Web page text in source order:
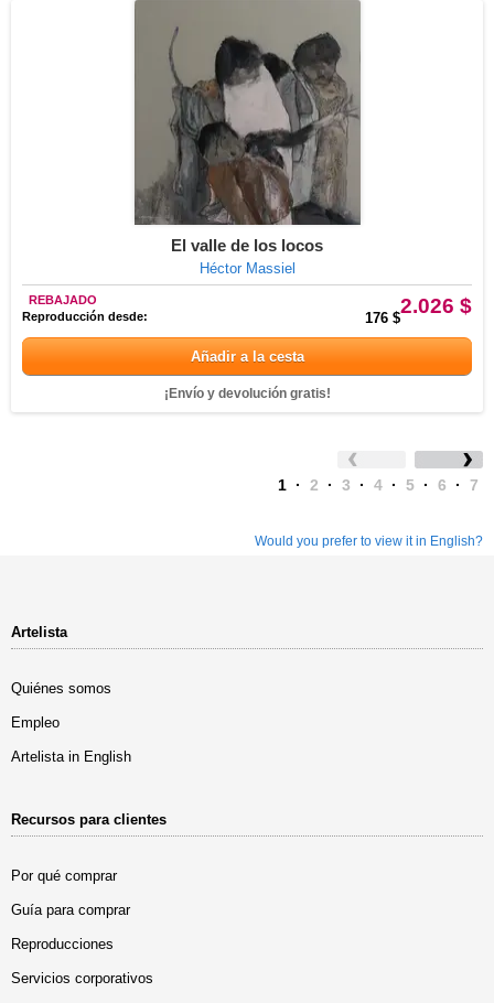
El valle de los locos
Héctor Massiel
2.026 $
REBAJADO
Reproducción desde:
176 $
Añadir a la cesta
¡Envío y devolución gratis!
1 · 2 · 3 · 4 · 5 · 6 · 7
Would you prefer to view it in English?
Artelista
Quiénes somos
Empleo
Artelista in English
Recursos para clientes
Por qué comprar
Guía para comprar
Reproducciones
Servicios corporativos